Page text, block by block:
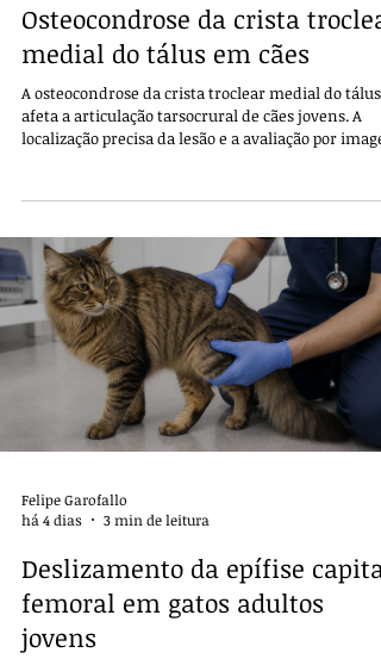
Osteocondrose da crista troclear
medial do tálus em cães
A osteocondrose da crista troclear medial do tálus
afeta a articulação tarsocrural de cães jovens. A
localização precisa da lesão e a avaliação por
Felipe Garofallo
há 4 dias
3 min de leitura
Deslizamento da epífise capital
femoral em gatos adultos
jovens